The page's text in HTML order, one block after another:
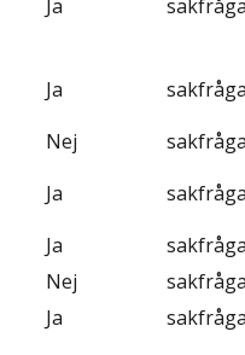
Ja
Ja
Nej
Ja
Ja
Nej
Ja